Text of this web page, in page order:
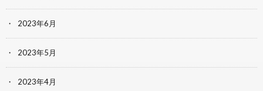
2023年6月
2023年5月
2023年4月